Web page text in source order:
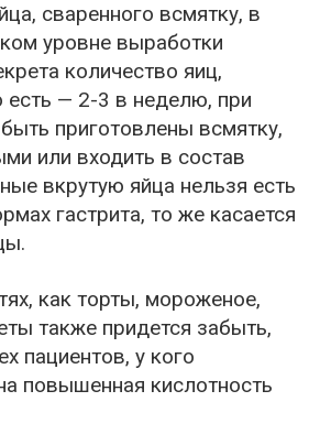
сваренного всмятку, в
уровне выработки
количество яиц,
— 2-3 в неделю, при
приготовлены всмятку,
или входить в состав
вкрутую яйца нельзя есть
гастрита, то же касается
как торты, мороженое,
также придется забыть,
пациентов, у кого
повышенная кислотность